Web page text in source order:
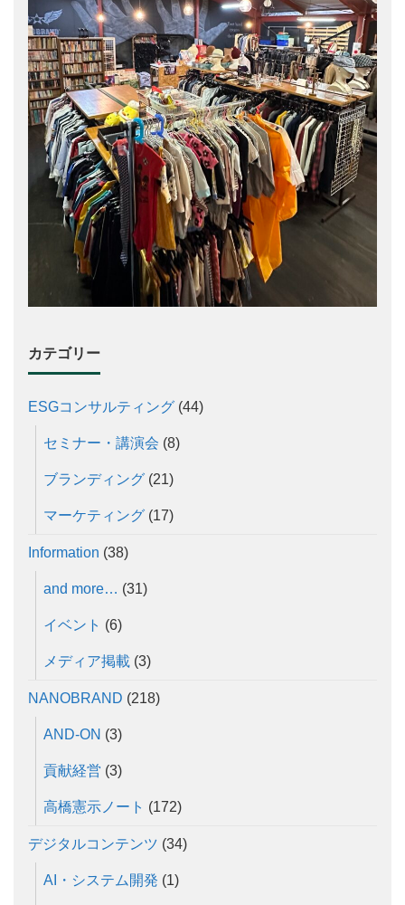
カテゴリー
ESGコンサルティング (44)
セミナー・講演会 (8)
ブランディング (21)
マーケティング (17)
Information (38)
and more… (31)
イベント (6)
メディア掲載 (3)
NANOBRAND (218)
AND-ON (3)
貢献経営 (3)
高橋憲示ノート (172)
デジタルコンテンツ (34)
AI・システム開発 (1)